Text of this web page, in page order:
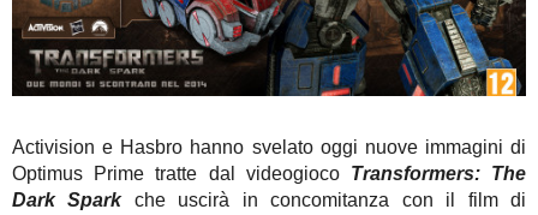
Activision e Hasbro hanno svelato oggi nuove immagini di
Optimus Prime tratte dal videogioco Transformers: The
Dark Sparkche uscirà in concomitanza con il film di